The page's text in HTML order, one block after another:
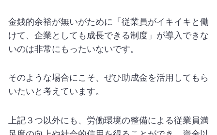
金銭的余裕が無いがために「従業員がイキイキと働
けて、企業としても成長できる制度」が導入できな
いのは非常にもったいないです。
そのような場合にこそ、ぜひ助成金を活用してもら
いたいと考えています。
上記３つ以外にも、労働環境の整備による従業員満